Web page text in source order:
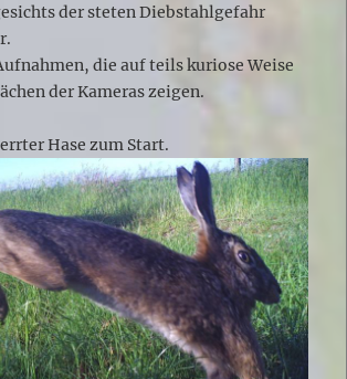
der steten Diebstahlgefahr
die auf teils kuriose Weise
der Kameras zeigen.
Hase zum Start.